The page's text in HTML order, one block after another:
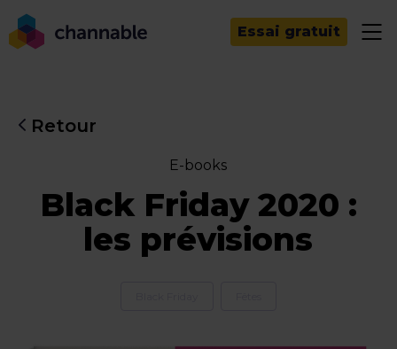
Essai gratuit
Retour
E-books
Black Friday 2020 :
les prévisions